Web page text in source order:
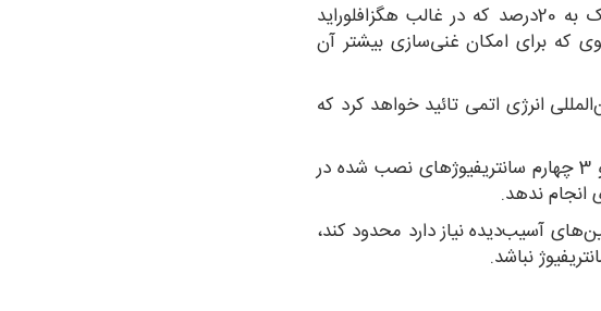
• آغاز رقیق‌سازی نیمی از ذخیره اورانیوم با غنای نزدیک به 20درصد که در غالب هگزافلوراید
که برای امکان غنی‌سازی بیشتر آن
انرژی اتمی تائید خواهد کرد که
• در حدود نیمی از سانتریفیوژهای نصب‌شده در نطنز و 3 چهارم سانتریفیوژ‌های نصب شده در
انجام ندهد.
آسیب‌دیده نیاز دارد محدود کند،